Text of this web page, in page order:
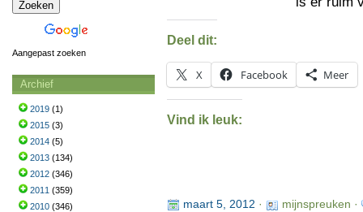
Deel dit:
X Facebook Meer
Vind ik leuk:
maart 5, 2012 ·
mijnspreuken ·
Aangepast zoeken
Archief
2019 (1)
2015 (3)
2014 (5)
2013 (134)
2012 (346)
2011 (359)
2010 (346)